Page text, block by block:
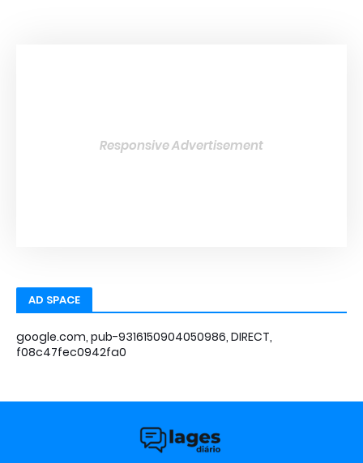
Responsive Advertisement
AD SPACE
google.com, pub-9316150904050986, DIRECT,
f08c47fec0942fa0